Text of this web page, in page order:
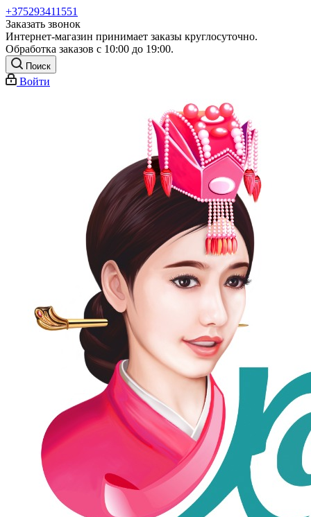
+375293411551
Заказать звонок
Интернет-магазин принимает заказы круглосуточно.
Обработка заказов с 10:00 до 19:00.
Поиск
Войти